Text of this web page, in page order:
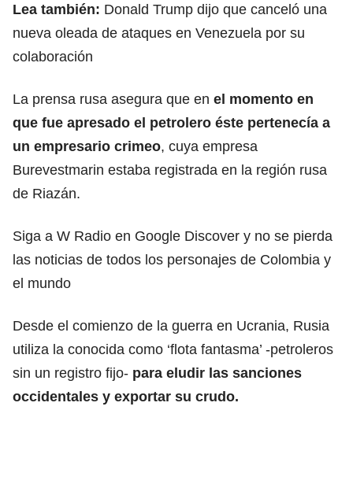
Lea también: Donald Trump dijo que canceló una
nueva oleada de ataques en Venezuela por su
colaboración
La prensa rusa asegura que en el momento en
que fue apresado el petrolero éste pertenecía a
un empresario crimeo, cuya empresa
Burevestmarin estaba registrada en la región rusa
de Riazán.
Siga a W Radio en Google Discover y no se pierda
las noticias de todos los personajes de Colombia y
el mundo
Desde el comienzo de la guerra en Ucrania, Rusia
utiliza la conocida como ‘flota fantasma’ -petroleros
sin un registro fijo- para eludir las sanciones
occidentales y exportar su crudo.